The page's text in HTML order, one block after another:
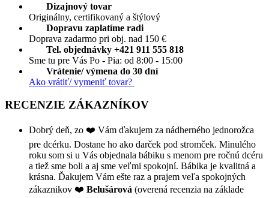
Dizajnový tovar
Originálny, certifikovaný a štýlový
Dopravu zaplatíme radi
Doprava zadarmo pri obj. nad 150 €
Tel. objednávky +421 911 555 818
Sme tu pre Vás Po - Pia: od 8:00 - 15:00
Vrátenie/ výmena do 30 dní
Ako vrátiť/ vymeniť tovar?
RECENZIE ZÁKAZNÍKOV
Dobrý deň, zo ❤️ Vám ďakujem za nádherného jednorožca
pre dcérku. Dostane ho ako darček pod stromček. Minulého
roku som si u Vás objednala bábiku s menom pre ročnú dcéru
a tiež sme boli a aj sme veľmi spokojní. Bábika je kvalitná a
krásna. Ďakujem Vám ešte raz a prajem veľa spokojných
zákaznikov ❤️ Belušárová (overená recenzia na základe